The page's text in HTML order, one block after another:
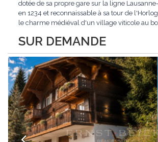
SUR DEMANDE
dotée de sa propre gare sur la ligne
en 1234 et reconnaissable à sa tour de
le charme médiéval d'un village viticole au
immédiate des villes. Dans cet
propriété...